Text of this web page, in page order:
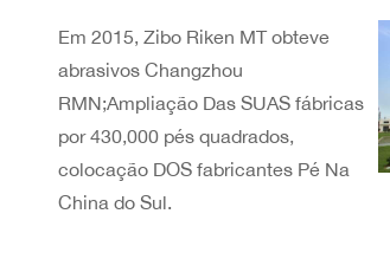
Em 2015, Zibo Riken MT obteve
abrasivos Changzhou
RMN;Ampliação Das SUAS fábricas
por 430,000 pés quadrados,
colocação DOS fabricantes Pé Na
China do Sul.